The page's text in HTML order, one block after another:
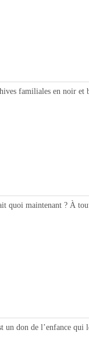
familiales en noir et
quoi maintenant ? À
don de l’enfance qui